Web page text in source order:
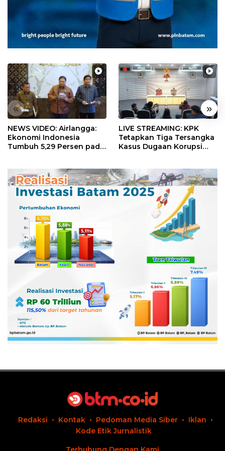
« »
NEWS VIDEO: Airlangga:
Ekonomi Indonesia
Tumbuh 5,29 Persen pada
LIVE STREAMING: KPK
Tetapkan Tiga Tersangka
Kasus Dugaan Korupsi
Redaksi Kontak Pedoman Media Siber
Iklan
Kode Etik Jurnalistik